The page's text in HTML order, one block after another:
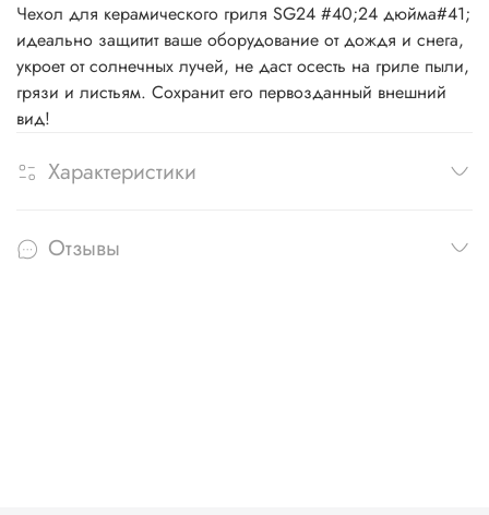
Чехол для керамического гриля SG24 #40;24 дюйма#41;
идеально защитит ваше оборудование от дождя и снега,
укроет от солнечных лучей, не даст осесть на гриле пыли,
грязи и листьям. Сохранит его первозданный внешний
вид!
Характеристики
Отзывы